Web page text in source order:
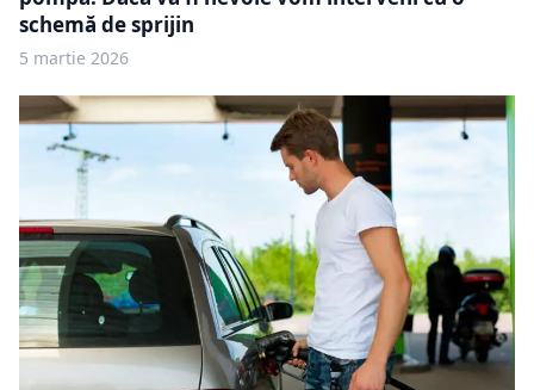
schemă de sprijin
5 martie 2026